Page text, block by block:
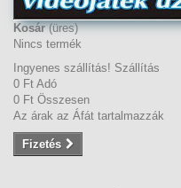
Kosár (üres)
Nincs termék
Ingyenes szállítás! Szállítás
0 Ft‎ Adó
0 Ft‎ Összesen
Az árak az Áfát tartalmazzák
Fizetés